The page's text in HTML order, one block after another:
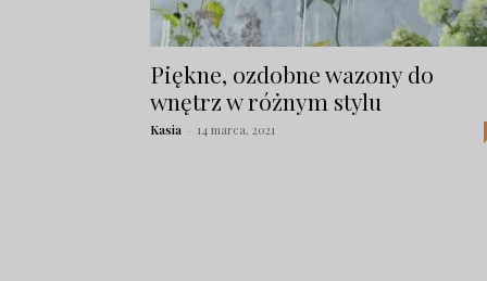
Piękne, ozdobne wazony do
wnętrz w różnym stylu
Kasia - 14 marca, 2021